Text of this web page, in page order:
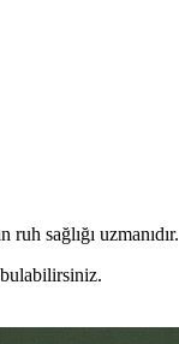
sağlığı uzmanıdır.